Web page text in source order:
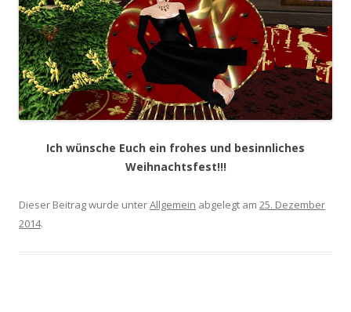
Ich wünsche Euch ein frohes und besinnliches
Weihnachtsfest!!!
Dieser Beitrag wurde unterAllgemein abgelegt am 25. Dezember
2014.